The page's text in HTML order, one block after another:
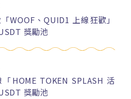
WOOF、QUID1 上線狂歡」
獎勵池
HOME TOKEN SPLASH 活
獎勵池